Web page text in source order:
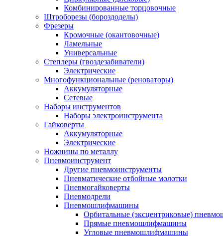
Комбинированные торцовочные
Штроборезы (бороздоделы)
Фрезеры
Кромочные (окантовочные)
Ламельные
Универсальные
Степлеры (гвоздезабиватели)
Электрические
Многофункциональные (реноваторы)
Аккумуляторные
Сетевые
Наборы инструментов
Наборы электроинструмента
Гайковерты
Аккумуляторные
Электрические
Ножницы по металлу
Пневмоинструмент
Другие пневмоинструменты
Пневматические отбойные молотки
Пневмогайковерты
Пневмодрели
Пневмошлифмашины
Орбитальные (эксцентриковые)
Прямые пневмошлифмашины
Угловые пневмошлифмашины